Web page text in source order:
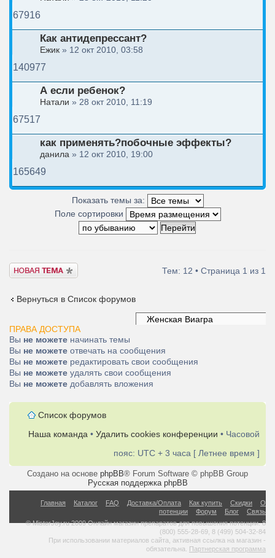
67916
Как антидепрессант?
Ежик » 12 окт 2010, 03:58
140977
А если ребенок?
Натали » 28 окт 2010, 11:19
67517
как применять?побочные эффекты?
данила » 12 окт 2010, 19:00
165649
Показать темы за:
Поле сортировки
Новая тема Тем: 12 • Страница 1 из 1
Вернуться в Список форумов
ПРАВА ДОСТУПА
Вы не можете начинать темы
Вы не можете отвечать на сообщения
Вы не можете редактировать свои сообщения
Вы не можете удалять свои сообщения
Вы не можете добавлять вложения
Список форумов
Наша команда • Удалить cookies конференции • Часовой
пояс: UTC + 3 часа [ Летнее время ]
Создано на основе phpBB® Forum Software © phpBB Group
Русская поддержка phpBB
Главная Каталог FAQ Доставка/Оплата Как купить Скидки
О
потенции
Форум Блог
Связь
© MisterJoy.ru 2009 Онлайн магазин препаратов для повышения потенции. 8
(800) 555-28-69, 8 (499) 504-32-84
При использовании материалов сайта, активная ссылка на магазин -
обязательна. Партнерская программа